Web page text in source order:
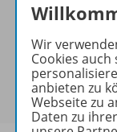
Ausbildern/
Erziehern/
Referendaren/
Studenten/
erworben
Wir
Cookies
anbieten zu
Webseite zu
Daten zu